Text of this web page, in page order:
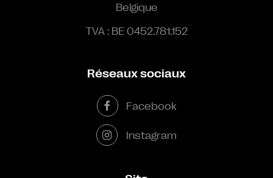
Belgique
TVA : BE 0452.781.152
Réseaux sociaux
Facebook
Instagram